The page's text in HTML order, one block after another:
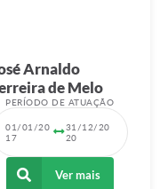
Arnaldo
de Melo
PERÍODO DE ATUAÇÃO
01/01/20
17
31/12/20
20
Ver mais